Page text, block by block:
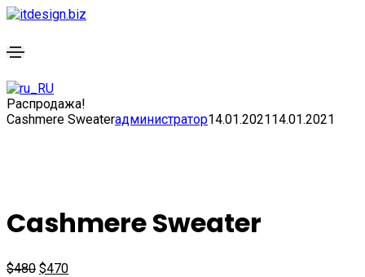
Распродажа!
Cashmere Sweaterадминистратор14.01.202114.01.2021
Cashmere Sweater
$480 $470